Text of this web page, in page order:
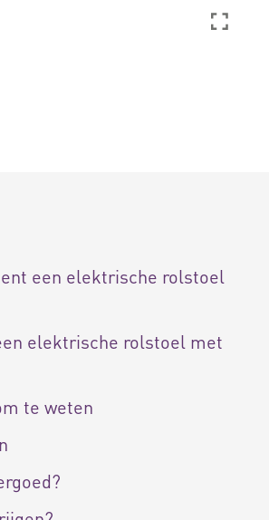
een elektrische rolstoel
elektrische rolstoel met
te weten